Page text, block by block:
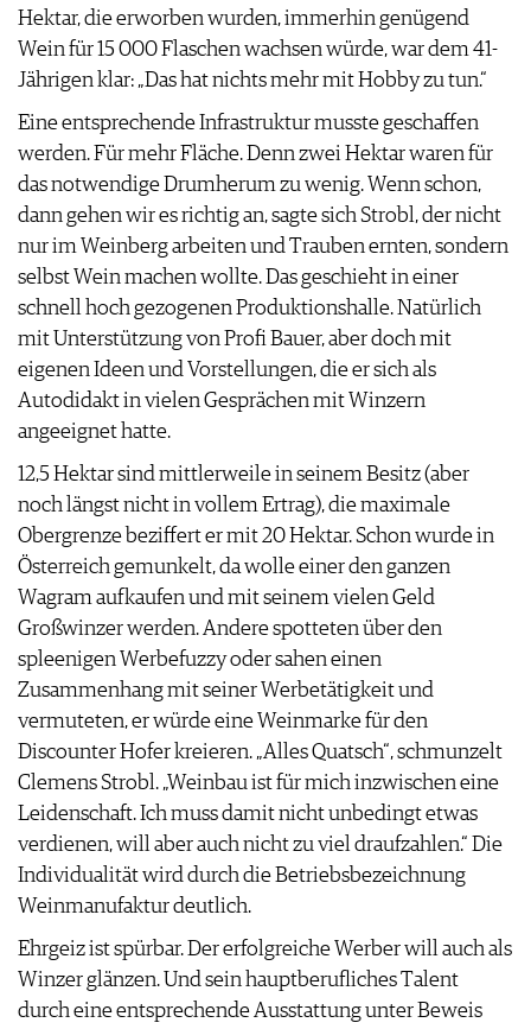
Hektar, die erworben wurden, immerhin genügend
Wein für 15 000 Flaschen wachsen würde, war dem 41-
Jährigen klar: „Das hat nichts mehr mit Hobby zu tun.“
Eine entsprechende Infrastruktur musste geschaffen
werden. Für mehr Fläche. Denn zwei Hektar waren für
das notwendige Drumherum zu wenig. Wenn schon,
dann gehen wir es richtig an, sagte sich Strobl, der nicht
nur im Weinberg arbeiten und Trauben ernten, sondern
selbst Wein machen wollte. Das geschieht in einer
schnell hoch gezogenen Produktionshalle. Natürlich
mit Unterstützung von Profi Bauer, aber doch mit
eigenen Ideen und Vorstellungen, die er sich als
Autodidakt in vielen Gesprächen mit Winzern
angeeignet hatte.
12,5 Hektar sind mittlerweile in seinem Besitz (aber
noch längst nicht in vollem Ertrag), die maximale
Obergrenze beziffert er mit 20 Hektar. Schon wurde in
Österreich gemunkelt, da wolle einer den ganzen
Wagram aufkaufen und mit seinem vielen Geld
Großwinzer werden. Andere spotteten über den
spleenigen Werbefuzzy oder sahen einen
Zusammenhang mit seiner Werbetätigkeit und
vermuteten, er würde eine Weinmarke für den
Discounter Hofer kreieren. „Alles Quatsch“, schmunzelt
Clemens Strobl. „Weinbau ist für mich inzwischen eine
Leidenschaft. Ich muss damit nicht unbedingt etwas
verdienen, will aber auch nicht zu viel draufzahlen.“ Die
Individualität wird durch die Betriebsbezeichnung
Weinmanufaktur deutlich.
Ehrgeiz ist spürbar. Der erfolgreiche Werber will auch als
Winzer glänzen. Und sein hauptberufliches Talent
durch eine entsprechende Ausstattung unter Beweis